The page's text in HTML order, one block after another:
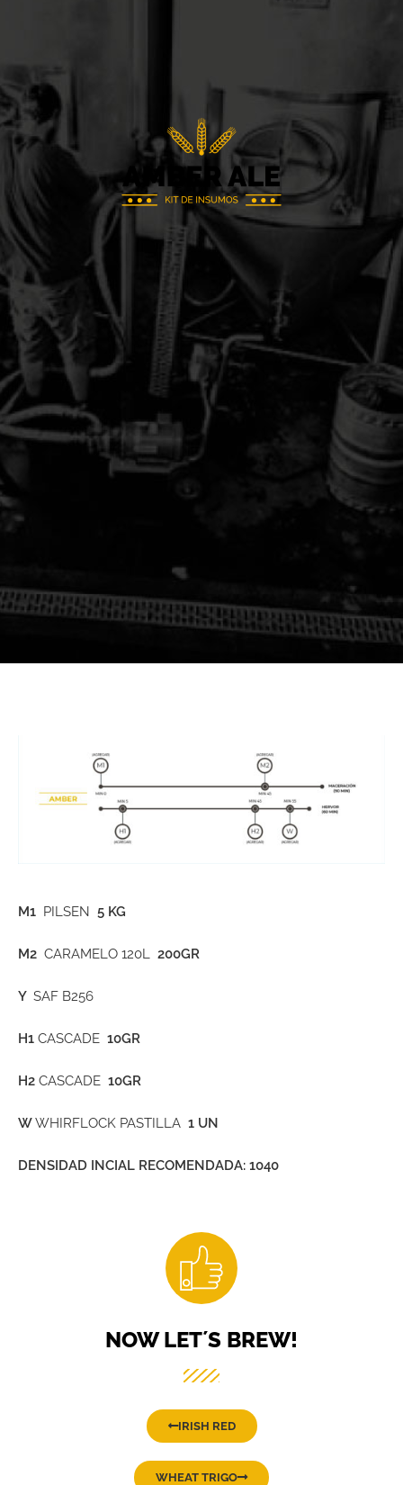
M1 PILSEN 5 KG
M2 CARAMELO 120L 200GR
Y SAF B256
H1 CASCADE 10GR
H2 CASCADE 10GR
WWHIRFLOCK PASTILLA 1 UN
DENSIDAD INCIAL RECOMENDADA: 1040
NOW LET´S BREW!
IRISH RED
WHEAT TRIGO